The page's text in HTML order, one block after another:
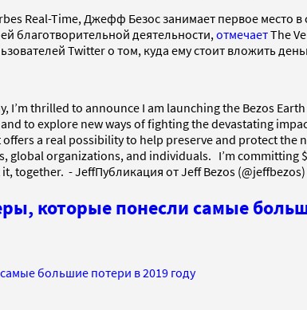
Real-Time, Джефф Безос занимает первое место
благотворительной деятельности, отмечаетThe
Twitter о том, куда ему стоит вложить
thrilled to announce I am launching the Bezos
to explore new ways of fighting the devastating
a real possibility to help preserve and protect the
global organizations, and individuals. ⁣⁣⁣ ⁣⁣⁣ I’m
together.⁣⁣⁣ ⁣⁣⁣ - JeffПубликация от Jeff Bezos (@jeffbezos)
которые понесли самые
большие потери в 2019 году